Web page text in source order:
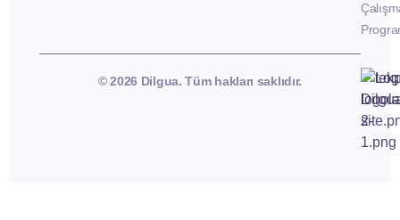
© 2026 Dilgua. Tüm hakları saklıdır.